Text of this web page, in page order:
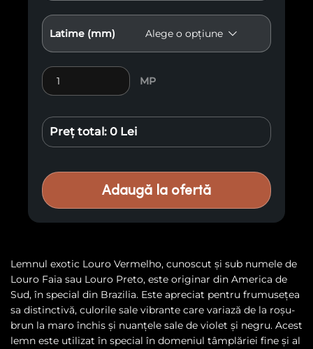
Latime (mm)
Cantitate Lemn exotic Louro Vermelho E14
MP
Preț total: 0 Lei
Adaugă la ofertă
Lemnul exotic Louro Vermelho, cunoscut și sub numele de
Louro Faia sau Louro Preto, este originar din America de
Sud, în special din Brazilia. Este apreciat pentru frumusețea
sa distinctivă, culorile sale vibrante care variază de la roșu-
brun la maro închis și nuanțele sale de violet și negru. Acest
lemn este utilizat în special în domeniul tâmplăriei fine și al